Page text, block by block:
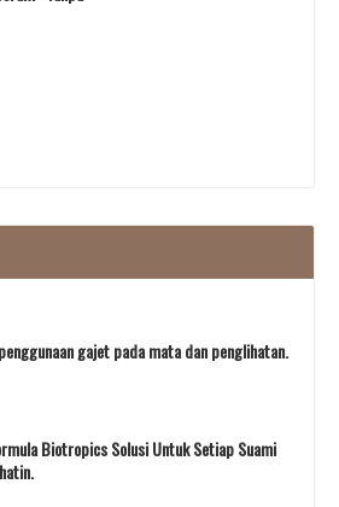
gajet pada mata dan penglihatan.
Biotropics Solusi Untuk Setiap Suami